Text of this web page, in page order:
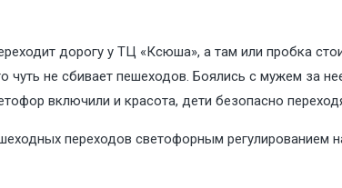
дорогу у ТЦ «Ксюша», а там или пробка
чуть не сбивает пешеходов. Боялись с мужем за
включили и красота, дети безопасно
переходов светофорным регулированием